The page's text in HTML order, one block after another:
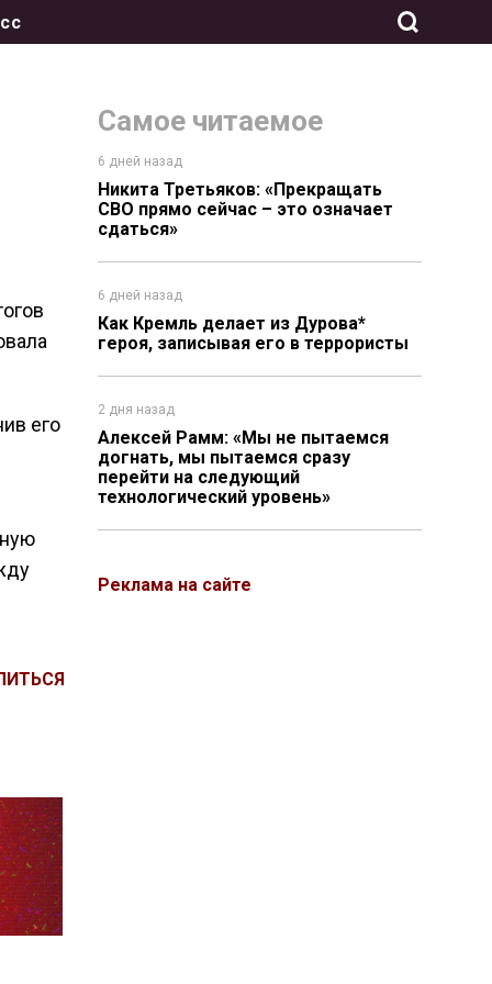
Самое читаемое
6 дней назад
Никита Третьяков: «Прекращать
СВО прямо сейчас – это означает
сдаться»
6 дней назад
Как Кремль делает из Дурова*
героя, записывая его в террористы
2 дня назад
Алексей Рамм: «Мы не пытаемся
догнать, мы пытаемся сразу
перейти на следующий
технологический уровень»
Реклама на сайте
его